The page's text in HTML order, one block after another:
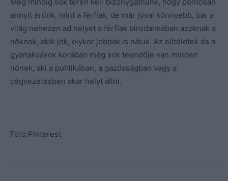
annyit érünk, mint a férfiak, de már jóval könnyebb, bár a
világ nehezen ad helyet a férfiak birodalmában azoknak a
nőknek, akik jók, olykor jobbak is náluk. Az elítéletek és a
gyanakvások korában még sok teendője van minden
nőnek, aki a politikában, a gazdaságban vagy a
cégvezetésben akar helyt állni.
Fotó:Pinterest